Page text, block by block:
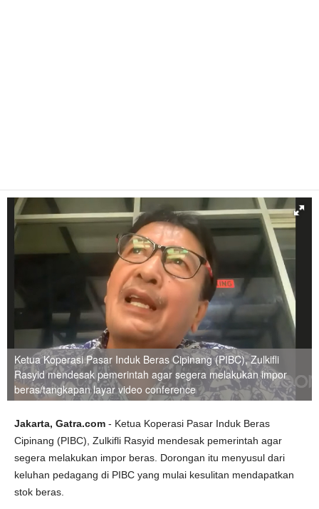
Ketua Koperasi Pasar Induk Beras Cipinang (PIBC), Zulkifli
Rasyid mendesak pemerintah agar segera melakukan impor
beras/tangkapan layar video conference
Jakarta, Gatra.com - Ketua Koperasi Pasar Induk Beras
Cipinang (PIBC), Zulkifli Rasyid mendesak pemerintah agar
segera melakukan impor beras. Dorongan itu menyusul dari
keluhan pedagang di PIBC yang mulai kesulitan mendapatkan
stok beras.